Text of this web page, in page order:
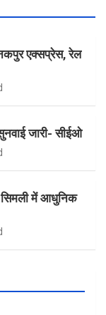
i
t
e
r
u
T
u
e
एक्सप्रेस, रेल
जारी- सीईओ
सिमली में आधुनिक